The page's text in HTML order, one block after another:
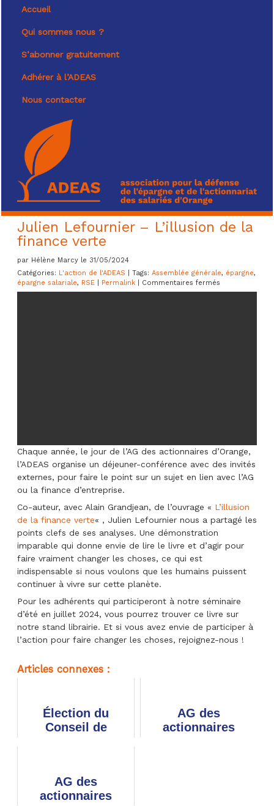
Accueil
Qui sommes nous ?
S’abonner gratuitement
Adhérer à l’ADEAS
Nous contacter
Julien Lefournier – L’illusion de la
finance verte
par Hélène Marcy le 31/05/2024
Catégories: L'action de l'ADEAS | Tags: Assemblée générale, épargne,
épargne salariale, RSE Permalink Commentaires fermés
Julien
Chaque année, le jour de l’AG des actionnaires d’Orange,
l’ADEAS organise un déjeuner-conférence avec des invités
externes, pour faire le point sur un sujet en lien avec l’AG
ou la finance d’entreprise.
Co-auteur, avec Alain Grandjean, de l’ouvrage « L’illusion
de la finance verte« , Julien Lefournier nous a partagé les
points clefs de ses analyses. Une démonstration
imparable qui donne envie de lire le livre et d’agir pour
faire vraiment changer les choses, ce qui est
indispensable si nous voulons que les humains puissent
continuer à vivre sur cette planète.
Pour les adhérents qui participeront à notre séminaire
d’été en juillet 2024, vous pourrez trouver ce livre sur
notre stand librairie. Et si vous avez envie de participer à
l’action pour faire changer les choses, rejoignez-nous !
Articles connexes :
Élection du
Conseil de
à vos actions !
AG des
actionnaires
AG des
actionnaires